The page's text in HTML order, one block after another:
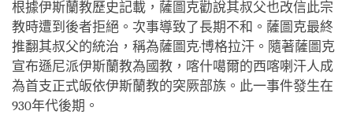
根據伊斯蘭教歷史記載，薩圖克勸說其叔父也改信此宗
教時遭到後者拒絕。次事導致了長期不和。薩圖克最終
推翻其叔父的統治，稱為薩圖克·博格拉汗。隨著薩圖克
宣布遜尼派伊斯蘭教為國教，喀什噶爾的西喀喇汗人成
為首支正式皈依伊斯蘭教的突厥部族。此一事件發生在
930年代後期。